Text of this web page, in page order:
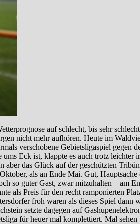
auf schlecht, bis sehr
nicht mehr aufhören. Heute im
verschobene Gebietsligaspiel gegen
Eck ist, klappte es auch trotz leichter
das Glück auf der geschützten
als an Ende Mai. Gut, Hauptsache
so guter Gast, zwar mitzuhalten – am
als Preis für den recht ramponierten
froh waren als dieses Spiel dann
setzte dagegen auf
für heuer mal komplettiert. Mal